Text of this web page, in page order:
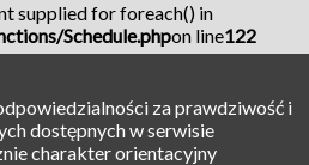
supplied for foreach() in
Schedule.phpon line122
za prawdziwość i
dostępnych w serwisie
charakter orientacyjny